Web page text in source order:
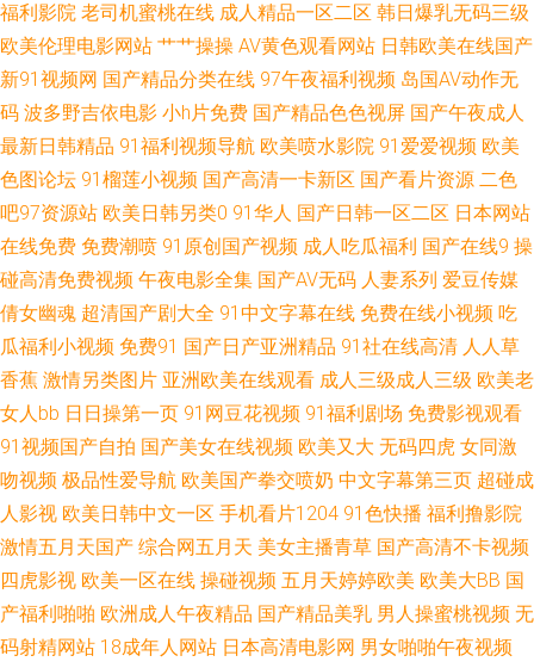
频 午夜福利电影吃瓜 91玖玖 女同网站 福利社区老司机 性交美女 1024精品
视频 91国产老熟女打炮自拍 91视屏免费网址 99超碰福利导航 www超碰蜜
桃 成人精品网 福利偷拍导航 九一色色 欧美性爱成人区第一页 色五月丁香激
情播播网 亚洲黄色AV男人天堂 91she在线观看 91黄色传媒 91人妻黑丝观看
利 亚洲AV东方在线 影音先峰va资源 91v国产精品酒视频 91秒拍视频福利 AV
福利姬在线 久1免费视频 青青草原成人在线免费 涩五月婷婷 一级av91日韩
91国产性交在线观看 91青娱乐福利视频 91熟女露脸视频 大香蕉99热 老牛
av综合资源站 日本黄色高清视频网站 影音先锋久久资源 91传媒入口 91九色
蝌蚪人妻 91深夜福利在线网站 www91在线视频 岛国搬运工首页97 九九热
福利影院 老司机蜜桃在线 成人精品一区二区 韩日爆乳无码三级
欧美伦理电影网站 艹艹操操 AV黄色观看网站 日韩欧美在线国产
新91视频网 国产精品分类在线 97午夜福利视频 岛国AV动作无
码 波多野吉依电影 小h片免费 国产精品色色视屏 国产午夜成人
最新日韩精品 91福利视频导航 欧美喷水影院 91爱爱视频 欧美
色图论坛 91榴莲小视频 国产高清一卡新区 国产看片资源 二色
吧97资源站 欧美日韩另类0 91华人 国产日韩一区二区 日本网站
在线免费 免费潮喷 91原创国产视频 成人吃瓜福利 国产在线9 操
碰高清免费视频 午夜电影全集 国产AV无码 人妻系列 爱豆传媒
倩女幽魂 超清国产剧大全 91中文字幕在线 免费在线小视频 吃
瓜福利小视频 免费91 国产日产亚洲精品 91社在线高清 人人草
香蕉 激情另类图片 亚洲欧美在线观看 成人三级成人三级 欧美老
女人bb 日日操第一页 91网豆花视频 91福利剧场 免费影视观看
91视频国产自拍 国产美女在线视频 欧美又大 无码四虎 女同激
吻视频 极品性爱导航 欧美国产拳交喷奶 中文字幕第三页 超碰成
人影视 欧美日韩中文一区 手机看片1204 91色快播 福利撸影院
激情五月天国产 综合网五月天 美女主播青草 国产高清不卡视频
四虎影视 欧美一区在线 操碰视频 五月天婷婷欧美 欧美大BB 国
产福利啪啪 欧洲成人午夜精品 国产精品美乳 男人操蜜桃视频 无
码射精网站 18成年人网站 日本高清电影网 男女啪啪午夜视频